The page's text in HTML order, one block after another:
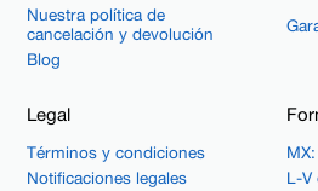
Nuestra política de
cancelación y devolución
Blog
Legal
Términos y condiciones
Notificaciones legales
L-V